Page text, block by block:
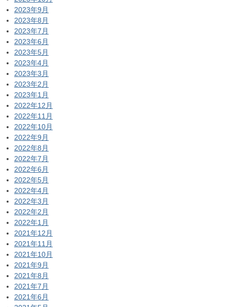
2023年9月
2023年8月
2023年7月
2023年6月
2023年5月
2023年4月
2023年3月
2023年2月
2023年1月
2022年12月
2022年11月
2022年10月
2022年9月
2022年8月
2022年7月
2022年6月
2022年5月
2022年4月
2022年3月
2022年2月
2022年1月
2021年12月
2021年11月
2021年10月
2021年9月
2021年8月
2021年7月
2021年6月